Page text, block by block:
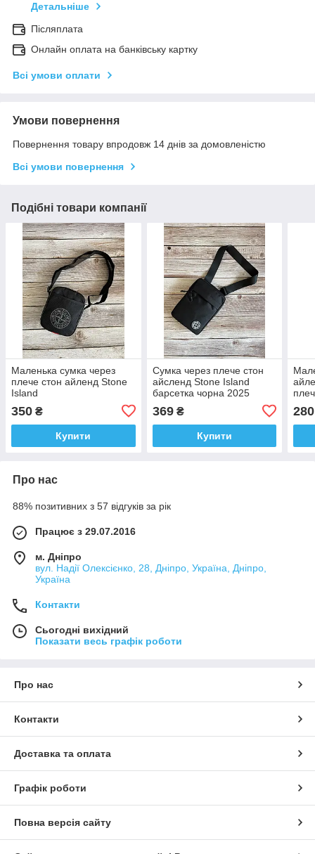
Детальніше
Післяплата
Онлайн оплата на банківську картку
Всі умови оплати
Умови повернення
Повернення товару впродовж 14 днів за домовленістю
Всі умови повернення
Подібні товари компанії
Маленька сумка через
плече стон айленд Stone
Island
350 ₴
Купити
Сумка через плече стон
айсленд Stone Island
барсетка чорна 2025
369₴
Купити
280
Про нас
88% позитивних з 57 відгуків за рік
Працює з 29.07.2016
м. Дніпро
вул. Надії Олексієнко, 28, Дніпро, Україна, Дніпро,
Україна
Контакти
Сьогодні вихідний
Показати весь графік роботи
Про нас
Контакти
Доставка та оплата
Графік роботи
Повна версія сайту